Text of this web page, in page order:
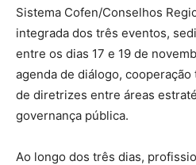
Sistema Cofen/Conselhos
integrada dos três eventos,
entre os dias 17 e 19 de
agenda de diálogo,
de diretrizes entre áreas
governança pública.
Ao longo dos três dias,